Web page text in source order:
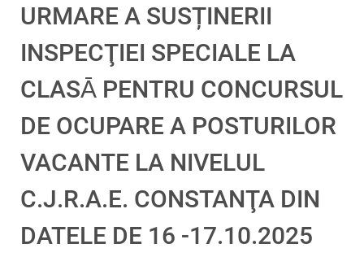
URMARE A SUSȚINERII
INSPECŢIEI SPECIALE LA
CLASᾹ PENTRU CONCURSUL
DE OCUPARE A POSTURILOR
VACANTE LA NIVELUL
C.J.R.A.E. CONSTANŢA DIN
DATELE DE 16 -17.10.2025